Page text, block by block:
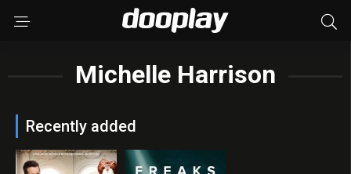
Michelle Harrison
Recently added